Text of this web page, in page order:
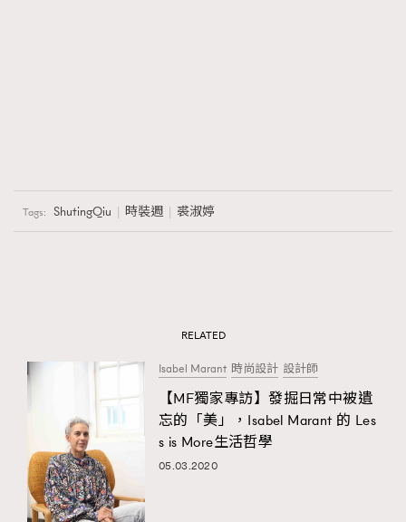
Tags: ShutingQiu 時裝週 裘淑婷
RELATED
Isabel Marant 時尚設計 設計師
【MF獨家專訪】發掘日常中被遺
忘的「美」，Isabel Marant 的 Les
s is More生活哲學
05.03.2020